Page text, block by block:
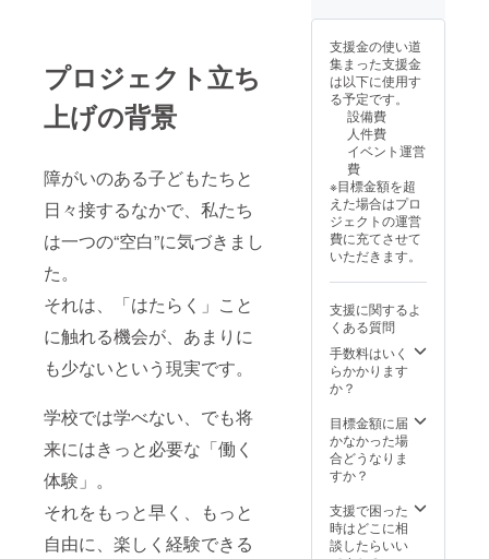
プロジェクト立ち
上げの背景
障がいのある子どもたちと
日々接するなかで、私たち
は一つの“空白”に気づきまし
た。
それは、「はたらく」こと
に触れる機会が、あまりに
も少ないという現実です。
学校では学べない、でも将
来にはきっと必要な「働く
体験」。
それをもっと早く、もっと
自由に、楽しく経験できる
い
：
ロゴや
バナー
などの
画像の
受け渡
しにつ
いて
は、プ
ロジェ
クト終
了後に
お送り
する
をご確
認くだ
さい。
希望が
ば、サ
イズ内
でロゴ
やバ
ナーの
掲載も
承りま
注意事
項：支
援時、
必ず備
考欄に
掲載を
れるお
名前を
ご記入
くださ
い
：
ロゴや
バナー
などの
受け渡
しにつ
いて
支援金の使い道
集まった支援金
は以下に使用す
る予定です。
設備費
人件費
イベント運営
費
※目標金額を超
えた場合はプロ
ジェクトの運営
費に充てさせて
いただきます。
支援に関するよ
くある質問
手数料はいく
らかかります
か？
目標金額に届
かなかった場
合どうなりま
すか？
支援で困った
時はどこに相
談したらいい